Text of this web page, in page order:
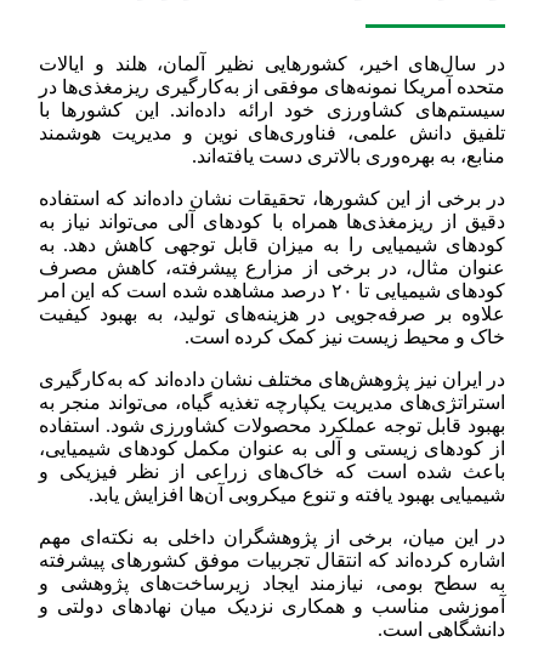
در سال‌های اخیر، کشورهایی نظیر آلمان، هلند و ایالات
متحده آمریکا نمونه‌های موفقی از به‌کارگیری ریزمغذی‌ها در
سیستم‌های کشاورزی خود ارائه داده‌اند. این کشورها با
تلفیق دانش علمی، فناوری‌های نوین و مدیریت هوشمند
منابع، به بهره‌وری بالاتری دست یافته‌اند.
در برخی از این کشورها، تحقیقات نشان داده‌اند که استفاده
دقیق از ریزمغذی‌ها همراه با کودهای آلی می‌تواند نیاز به
کودهای شیمیایی را به میزان قابل توجهی کاهش دهد. به
عنوان مثال، در برخی از مزارع پیشرفته، کاهش مصرف
کودهای شیمیایی تا ۲۰ درصد مشاهده شده است که این امر
علاوه بر صرفه‌جویی در هزینه‌های تولید، به بهبود کیفیت
خاک و محیط زیست نیز کمک کرده است.
در ایران نیز پژوهش‌های مختلف نشان داده‌اند که به‌کارگیری
استراتژی‌های مدیریت یکپارچه تغذیه گیاه، می‌تواند منجر به
بهبود قابل توجه عملکرد محصولات کشاورزی شود. استفاده
از کودهای زیستی و آلی به عنوان مکمل کودهای شیمیایی،
باعث شده است که خاک‌های زراعی از نظر فیزیکی و
شیمیایی بهبود یافته و تنوع میکروبی آن‌ها افزایش یابد.
در این میان، برخی از پژوهشگران داخلی به نکته‌ای مهم
اشاره کرده‌اند که انتقال تجربیات موفق کشورهای پیشرفته
به سطح بومی، نیازمند ایجاد زیرساخت‌های پژوهشی و
آموزشی مناسب و همکاری نزدیک میان نهادهای دولتی و
دانشگاهی است.